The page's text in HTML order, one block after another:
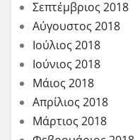
Σεπτέμβριος 2018
Αύγουστος 2018
Ιούλιος 2018
Ιούνιος 2018
Μάιος 2018
Απρίλιος 2018
Μάρτιος 2018